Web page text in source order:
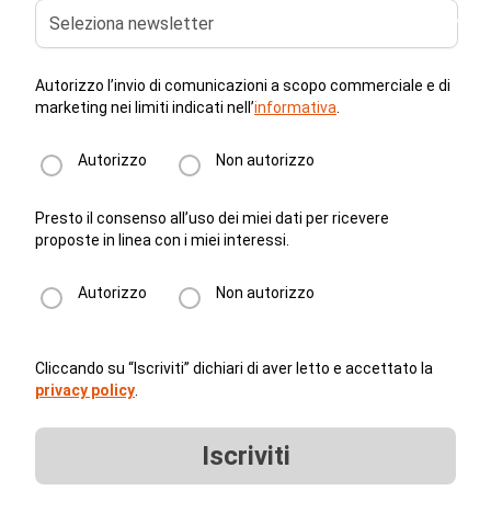
Seleziona newsletter
Autorizzo l’invio di comunicazioni a scopo commerciale e di
marketing nei limiti indicati nell’informativa
Autorizzo Non autorizzo
Presto il consenso all’uso dei miei dati per ricevere
proposte in linea con i miei interessi.
Autorizzo Non autorizzo
Cliccando su “Iscriviti” dichiari di aver letto e accettato la
privacy policy
Iscriviti